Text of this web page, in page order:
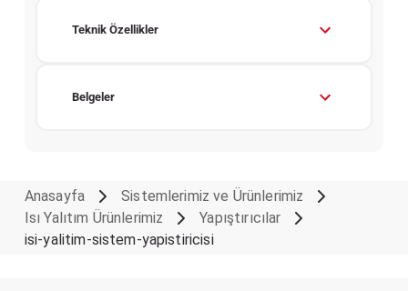
Teknik Özellikler
Belgeler
Anasayfa
Sistemlerimiz ve Ürünlerimiz
Isı Yalıtım Ürünlerimiz
Yapıştırıcılar
isi-yalitim-sistem-yapistiricisi